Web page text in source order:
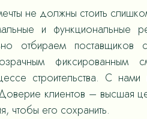
не должны стоить
и функциональные
отбираем поставщиков
фиксированным
строительства. С
клиентов – высшая
чтобы его сохранить.